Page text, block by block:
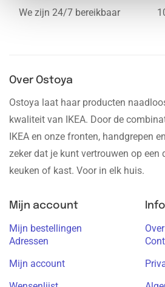
We zijn 24/7 bereikbaar
Over Ostoya
Ostoya laat haar producten
kwaliteit van IKEA. Door de
IKEA en onze fronten, handgrepen
zeker dat je kunt vertrouwen op een
keuken of kast. Voor in elk huis.
Mijn account
Mijn bestellingen
Adressen
Mijn account